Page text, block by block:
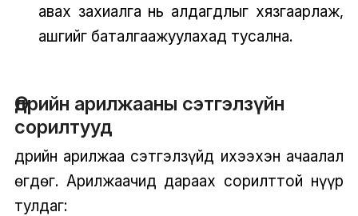
авах захиалга нь алдагдлыг хязгаарлаж,
ашгийг баталгаажуулахад тусална.
Өдрийн арилжааны сэтгэлзүйн
сорилтууд
Өдрийн арилжаа сэтгэлзүйд ихээхэн ачаалал
өгдөг. Арилжаачид дараах сорилттой нүүр
тулдаг: